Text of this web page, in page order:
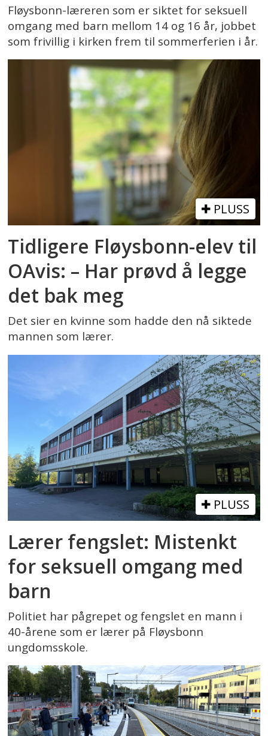
Fløysbonn-læreren som er siktet for seksuell
omgang med barn mellom 14 og 16 år, jobbet
som frivillig i kirken frem til sommerferien i år.
PLUSS
Tidligere Fløysbonn-elev til
OAvis: – Har prøvd å legge
det bak meg
Det sier en kvinne som hadde den nå siktede
mannen som lærer.
PLUSS
Lærer fengslet: Mistenkt
for seksuell omgang med
barn
Politiet har pågrepet og fengslet en mann i
40-årene som er lærer på Fløysbonn
ungdomsskole.